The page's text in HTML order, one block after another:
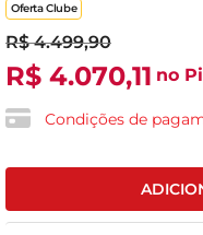
Oferta Clube
R$ 4.499,90
R$ 4.070,11 no
Condições de
frango
leite